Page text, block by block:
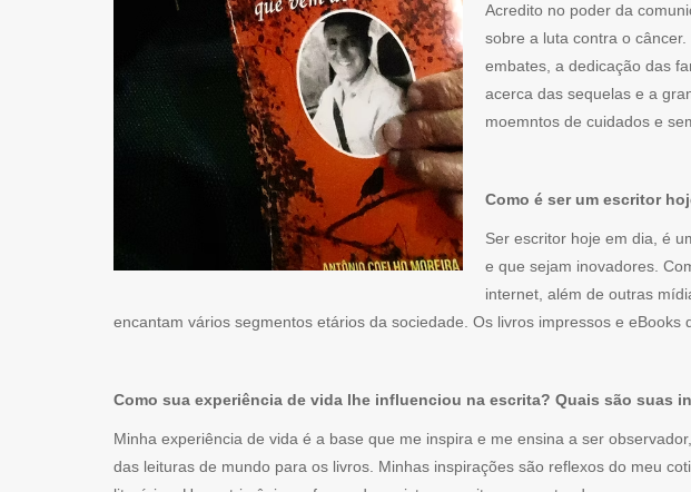
Acredito no poder da
sobre a luta contra o
embates, a dedicação das
acerca das sequelas e a
moemntos de cuidados e
Como é ser um escritor
Ser escritor hoje em dia, é
e que sejam inovadores.
internet, além de outras
encantam vários segmentos etários da sociedade. Os livros impressos e
Como sua experiência de vida lhe influenciou na escrita? Quais são suas
Minha experiência de vida é a base que me inspira e me ensina a ser
das leituras de mundo para os livros. Minhas inspirações são reflexos do meu